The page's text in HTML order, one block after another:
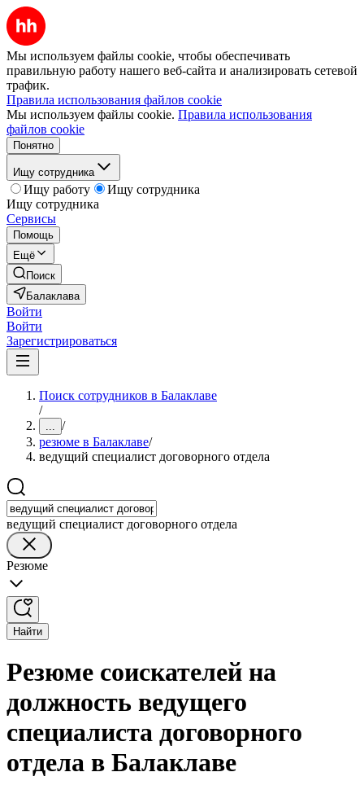
Мы используем файлы cookie, чтобы обеспечивать
правильную работу нашего веб-сайта и анализировать сетевой
трафик.
Правила использования файлов cookie
Мы используем файлы cookie. Правила использования
файлов cookie
Понятно
Ищу сотрудника
Ищу работу
Ищу сотрудника
Ищу сотрудника
Сервисы
Помощь
Ещё
Поиск
Балаклава
Войти
Войти
Зарегистрироваться
Поиск сотрудников в Балаклаве
/
... /
резюме в Балаклаве/
ведущий специалист договорного отдела
ведущий специалист договорного отдела
Резюме
Найти
Резюме соискателей на
должность ведущего
специалиста договорного
отдела в Балаклаве